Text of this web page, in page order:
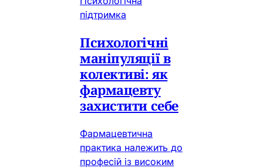
підтримка
Психологічні
маніпуляції в
колективі: як
фармацевту
захистити себе
Фармацевтична
практика належить до
професій із високим